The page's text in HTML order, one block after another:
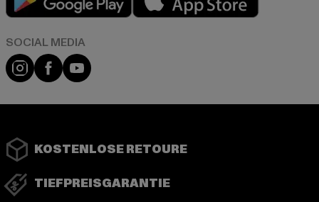
Instagram
FacebookYouTube
KOSTENLOSE RETOURE
TIEFPREISGARANTIE